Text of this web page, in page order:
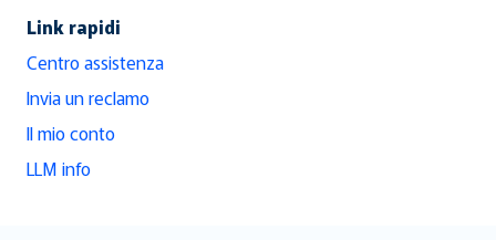
Link rapidi
Centro assistenza
Invia un reclamo
Il mio conto
LLM info